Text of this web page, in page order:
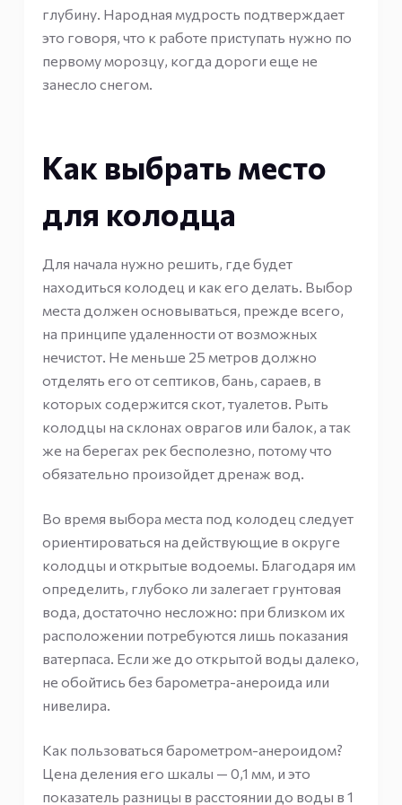
глубину. Народная мудрость подтверждает
это говоря, что к работе приступать нужно по
первому морозцу, когда дороги еще не
занесло снегом.
Как выбрать место
для колодца
Для начала нужно решить, где будет
находиться колодец и как его делать. Выбор
места должен основываться, прежде всего,
на принципе удаленности от возможных
нечистот. Не меньше 25 метров должно
отделять его от септиков, бань, сараев, в
которых содержится скот, туалетов. Рыть
колодцы на склонах оврагов или балок, а так
же на берегах рек бесполезно, потому что
обязательно произойдет дренаж вод.
Во время выбора места под колодец следует
ориентироваться на действующие в округе
колодцы и открытые водоемы. Благодаря им
определить, глубоко ли залегает грунтовая
вода, достаточно несложно: при близком их
расположении потребуются лишь показания
ватерпаса. Если же до открытой воды далеко,
не обойтись без барометра-анероида или
нивелира.
Как пользоваться барометром-анероидом?
Цена деления его шкалы — 0,1 мм, и это
показатель разницы в расстоянии до воды в 1